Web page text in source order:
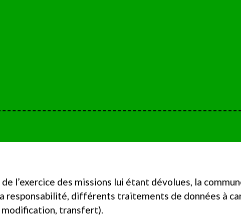
de l’exercice des missions lui étant dévolues, la
responsabilité, différents traitements de données à
modification, transfert).